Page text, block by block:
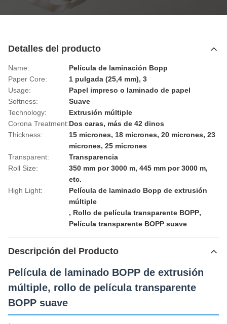
Detalles del producto
Name:
Película de laminación Bopp
Paper Core:
1 pulgada (25,4 mm), 3
Usage:
Papel impreso o laminado de papel
Softness:
Suave
Technology:
Extrusión múltiple
Corona Treatment:Dos caras, más de 42 dinos
Thickness:
15 micrones, 18 micrones, 20 micrones, 23
micrones, 25 micrones
Transparent:
Transparencia
Roll Size:
350 mm por 3000 m, 445 mm por 3000 m,
etc.
High Light:
Película de laminado Bopp de extrusión
múltiple
, Rollo de película transparente BOPP,
Película transparente BOPP suave
Descripción del Producto
Película de laminado BOPP de extrusión
múltiple, rollo de película transparente
BOPP suave